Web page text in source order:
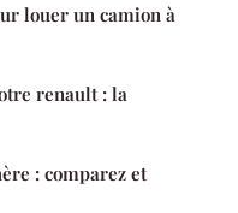
louer un camion à
renault : la
: comparez et